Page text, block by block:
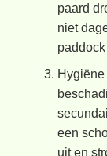
paard
niet
een
uit en